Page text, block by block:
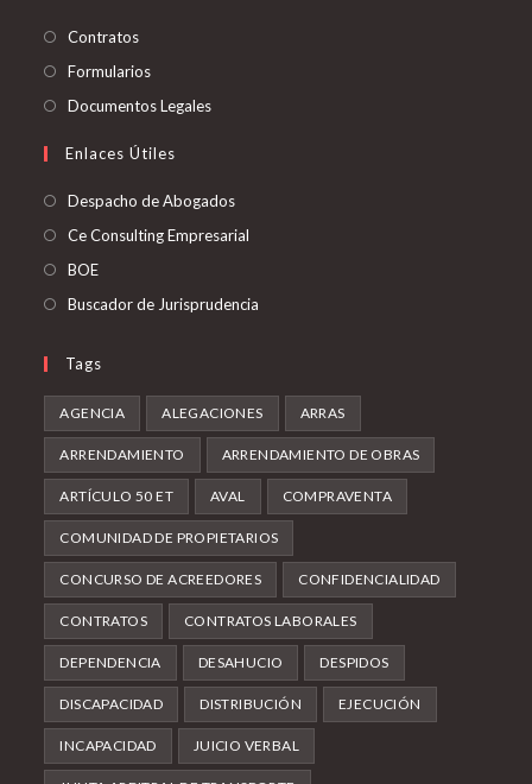
Contratos
Formularios
Documentos Legales
Enlaces Útiles
Despacho de Abogados
Ce Consulting Empresarial
BOE
Buscador de Jurisprudencia
Tags
AGENCIA ALEGACIONES ARRAS
ARRENDAMIENTO ARRENDAMIENTO DE OBRAS
ARTÍCULO 50 ET AVAL COMPRAVENTA
COMUNIDAD DE PROPIETARIOS
CONCURSO DE ACREEDORES CONFIDENCIALIDAD
CONTRATOS CONTRATOS LABORALES
DEPENDENCIA DESAHUCIO DESPIDOS
DISCAPACIDAD DISTRIBUCIÓN EJECUCIÓN
INCAPACIDAD JUICIO VERBAL